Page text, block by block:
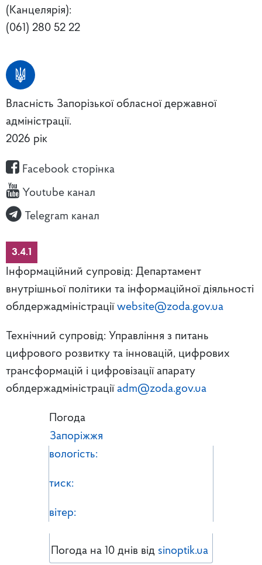
(Канцелярія):
(061) 280 52 22
Власність Запорізької обласної державної
адміністрації.
2026 рік
Facebook сторінка
Youtube канал
Telegram канал
3.4.1
Інформаційний супровід: Департамент
внутрішньої політики та інформаційної діяльності
облдержадміністрації website@zoda.gov.ua
Технічний супровід: Управління з питань
цифрового розвитку та інновацій, цифрових
трансформацій і цифровізації апарату
облдержадміністрації adm@zoda.gov.ua
Погода
Запоріжжя
вологість:
тиск:
вітер:
Погода на 10 днів від sinoptik.ua